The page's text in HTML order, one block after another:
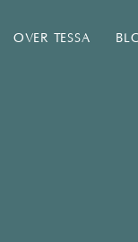
OVER TESSA